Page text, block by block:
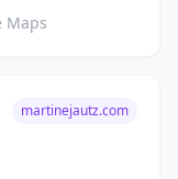
Maps
martinejautz.com